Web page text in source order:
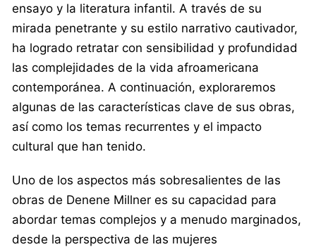
ensayo y la literatura infantil. A través de su
mirada penetrante y su estilo narrativo cautivador,
ha logrado retratar con sensibilidad y profundidad
las complejidades de la vida afroamericana
contemporánea. A continuación, exploraremos
algunas de las características clave de sus obras,
así como los temas recurrentes y el impacto
cultural que han tenido.
Uno de los aspectos más sobresalientes de las
obras de Denene Millner es su capacidad para
abordar temas complejos y a menudo marginados,
desde la perspectiva de las mujeres